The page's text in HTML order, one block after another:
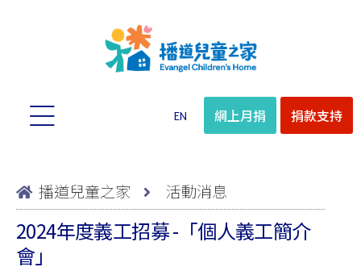
EN 網上月捐 捐款支持
播道兒童之家 活動消息
2024年度義工招募 -「個人義工簡介
會」